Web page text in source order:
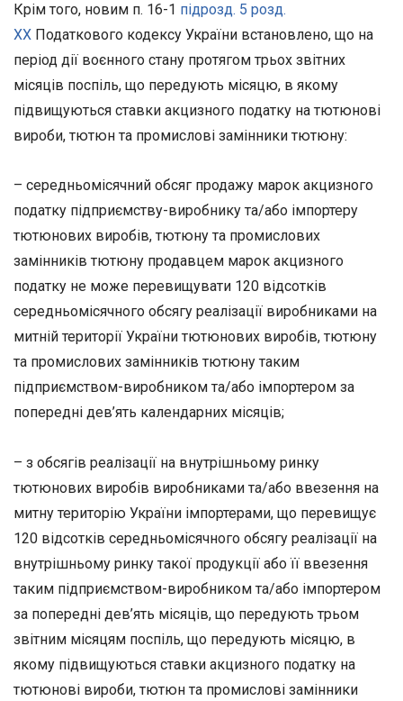
Крім того, новим п. 16-1 підрозд. 5 розд.
ХХ Податкового кодексу України встановлено, що на
період дії воєнного стану протягом трьох звітних
місяців поспіль, що передують місяцю, в якому
підвищуються ставки акцизного податку на тютюнові
вироби, тютюн та промислові замінники тютюну:
– середньомісячний обсяг продажу марок акцизного
податку підприємству-виробнику та/або імпортеру
тютюнових виробів, тютюну та промислових
замінників тютюну продавцем марок акцизного
податку не може перевищувати 120 відсотків
середньомісячного обсягу реалізації виробниками на
митній території України тютюнових виробів, тютюну
та промислових замінників тютюну таким
підприємством-виробником та/або імпортером за
попередні дев’ять календарних місяців;
– з обсягів реалізації на внутрішньому ринку
тютюнових виробів виробниками та/або ввезення на
митну територію України імпортерами, що перевищує
120 відсотків середньомісячного обсягу реалізації на
внутрішньому ринку такої продукції або її ввезення
таким підприємством-виробником та/або імпортером
за попередні дев’ять місяців, що передують трьом
звітним місяцям поспіль, що передують місяцю, в
якому підвищуються ставки акцизного податку на
тютюнові вироби, тютюн та промислові замінники